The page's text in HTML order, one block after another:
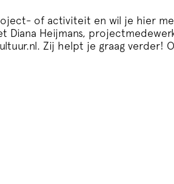
of activiteit en wil je hier
Diana Heijmans,
. Zij helpt je graag verder!